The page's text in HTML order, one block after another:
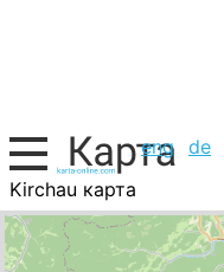
eng de
Kirchau карта
Австрія, список міст